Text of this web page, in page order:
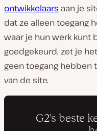
ontwikkelaars aan je
dat ze alleen toegang
waar je hun werk kunt
goedgekeurd, zet je
geen toegang hebben
van de site.